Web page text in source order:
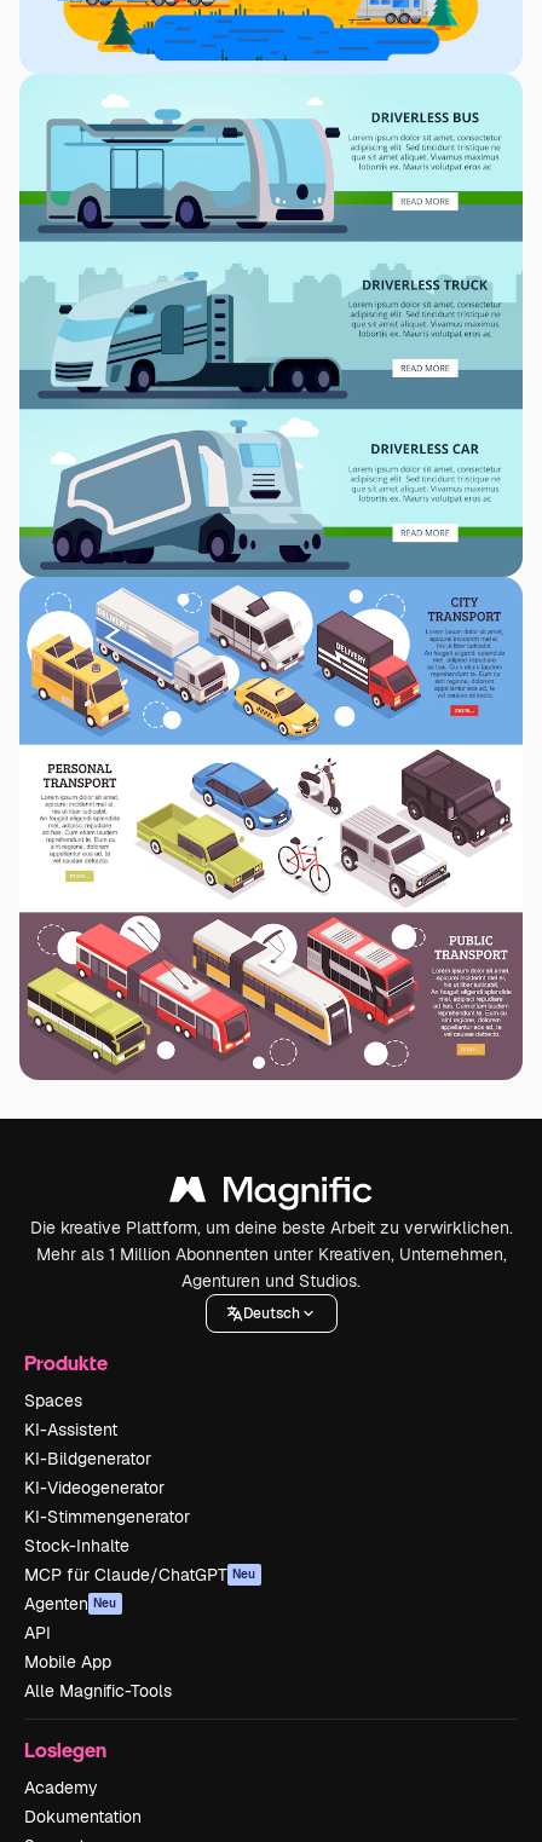
Die kreative Plattform, um deine beste Arbeit zu verwirklichen.
Mehr als 1 Million Abonnenten unter Kreativen, Unternehmen,
Agenturen und Studios.
Deutsch
Produkte
Spaces
KI-Assistent
KI-Bildgenerator
KI-Videogenerator
KI-Stimmengenerator
Stock-Inhalte
MCP für Claude/ChatGPT Neu
Agenten Neu
API
Mobile App
Alle Magnific-Tools
Loslegen
Academy
Dokumentation